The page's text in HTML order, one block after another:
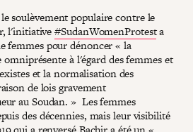
soulèvement populaire contre le
l'initiative#SudanWomenProtesta
femmes pour dénoncer « la
à l'égard des femmes et
et la normalisation des
de lois gravement
au Soudan. » Les femmes
des décennies, mais leur visibilité